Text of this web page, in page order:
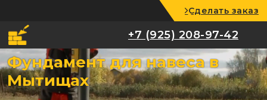
+7 (925) 208-97-42
Сделать заказ
+7 (925) 208-97-42
Фундамент для навеса в
Мытищах